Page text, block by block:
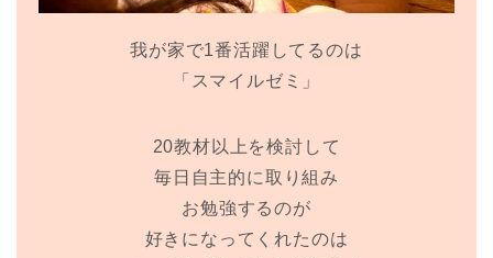
我が家で1番活躍してるのは
「スマイルゼミ」
20教材以上を検討して
毎日自主的に取り組み
お勉強するのが
好きになってくれたのは